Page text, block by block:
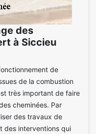
des
à Siccieu
de
de la combustion
très important de faire
cheminées. Par
des travaux de
des interventions qui